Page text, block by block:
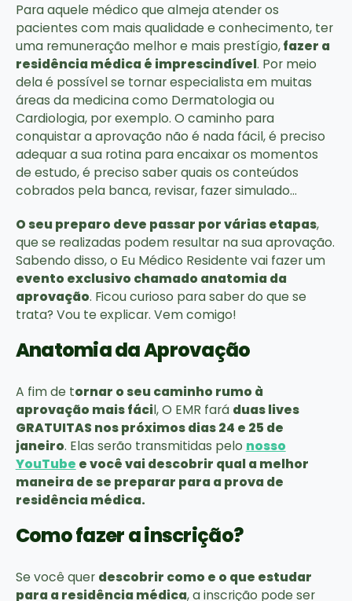
Para aquele médico que almeja atender os
pacientes com mais qualidade e conhecimento, ter
uma remuneração melhor e mais prestígio,fazer a
residência médica é imprescindível. Por meio
dela é possível se tornar especialista em muitas
áreas da medicina como Dermatologia ou
Cardiologia, por exemplo. O caminho para
conquistar a aprovação não é nada fácil, é preciso
adequar a sua rotina para encaixar os momentos
de estudo, é preciso saber quais os conteúdos
cobrados pela banca, revisar, fazer simulado…
O seu preparo deve passar por várias etapas,
que se realizadas podem resultar na sua aprovação.
Sabendo disso, o Eu Médico Residente vai fazer um
evento exclusivo chamado anatomia da
aprovação. Ficou curioso para saber do que se
trata? Vou te explicar. Vem comigo!
Anatomia da Aprovação
A fim de tornar o seu caminho rumo à
aprovação mais fácil, O EMR fará duas lives
GRATUITAS nos próximos dias 24 e 25 de
janeiro. Elas serão transmitidas pelo nosso
YouTube e você vai descobrir qual a melhor
maneira de se preparar para a prova de
residência médica.
Como fazer a inscrição?
Se você quer descobrir como e o que estudar
para a residência médica, a inscrição pode ser